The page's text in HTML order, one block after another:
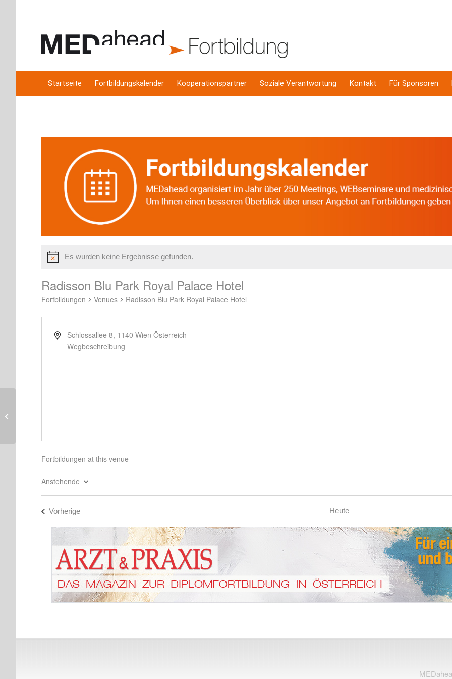
Startseite Fortbildungskalender Kooperationspartner Soziale Verantwortung Kontakt Für Sponsoren
Es wurden keine Ergebnisse gefunden.
Radisson Blu Park Royal Palace Hotel
Fortbildungen Venues Radisson Blu Park Royal Palace Hotel
Schlossallee 8, 1140 Wien Österreich
Wegbeschreibung
Fortbildungen at this venue
Anstehende
Datum
VorherigeFortbildungen Heute